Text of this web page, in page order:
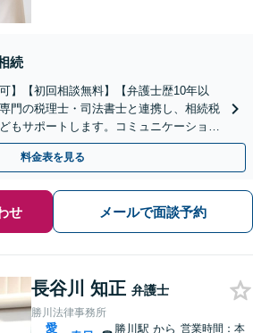
続
】【初回相談無料】【弁護士歴10年以
門の税理士・司法書士と連携し、相続税
もサポートします。コミュニケーション
解決を目指します。
料金表を見る
せ メールで面談予約
長谷川 知正 弁護士
勝川法律事務所
愛
勝川駅 から 営業時間：本